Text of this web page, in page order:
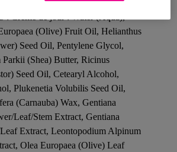
: Crème de jour : Water (Aqua),
(Olive) Fruit Oil, Helianthus
Seed Oil, Pentylene Glycol,
(Shea) Butter, Ricinus
Seed Oil, Cetearyl Alcohol,
Plukenetia Volubilis Seed Oil,
(Carnauba) Wax, Gentiana
Leaf/Stem Extract, Gentiana
Extract, Leontopodium Alpinum
Olea Europaea (Olive) Leaf